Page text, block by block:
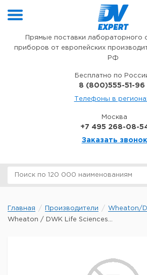
Прямые поставки лабораторного
приборов от европейских
РФ
Бесплатно по
8 (800)555-51-96
Телефоны в
Москва
+7 495 268-08-
Заказать звонок
Главная Производители
Wheaton/
Wheaton / DWK Life Sciences...